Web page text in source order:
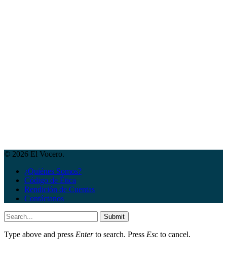
© 2026 El Vocero.
¿Quiénes Somos?
Código de Ética
Rendición de Cuentas
Contáctanos
Submit
Type above and press Enterto search. Press Esc to cancel.